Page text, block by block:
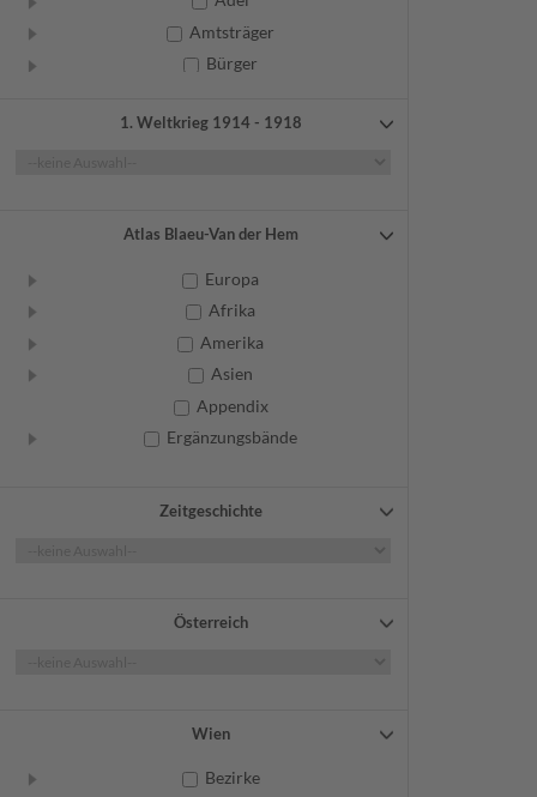
Amtsträger
Bürger
Geistliche
Weitere
1. Weltkrieg 1914 - 1918
Atlas Blaeu-Van der Hem
Europa
Afrika
Amerika
Asien
Appendix
Ergänzungsbände
Zeitgeschichte
Österreich
Wien
Bezirke